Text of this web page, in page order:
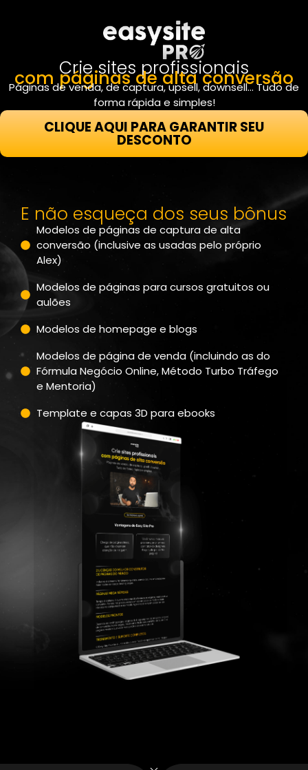
Crie sites profissionais
com páginas de alta conversão
Páginas de venda, de captura, upsell, downsell… Tudo de
forma rápida e simples!
CLIQUE AQUI PARA GARANTIR SEU
DESCONTO
E não esqueça dos seus bônus
Modelos de páginas de captura de alta
conversão (inclusive as usadas pelo próprio
Alex)
Modelos de páginas para cursos gratuitos ou
aulões
Modelos de homepage e blogs
Modelos de página de venda (incluindo as do
Fórmula Negócio Online, Método Turbo Tráfego
e Mentoria)
Template e capas 3D para ebooks